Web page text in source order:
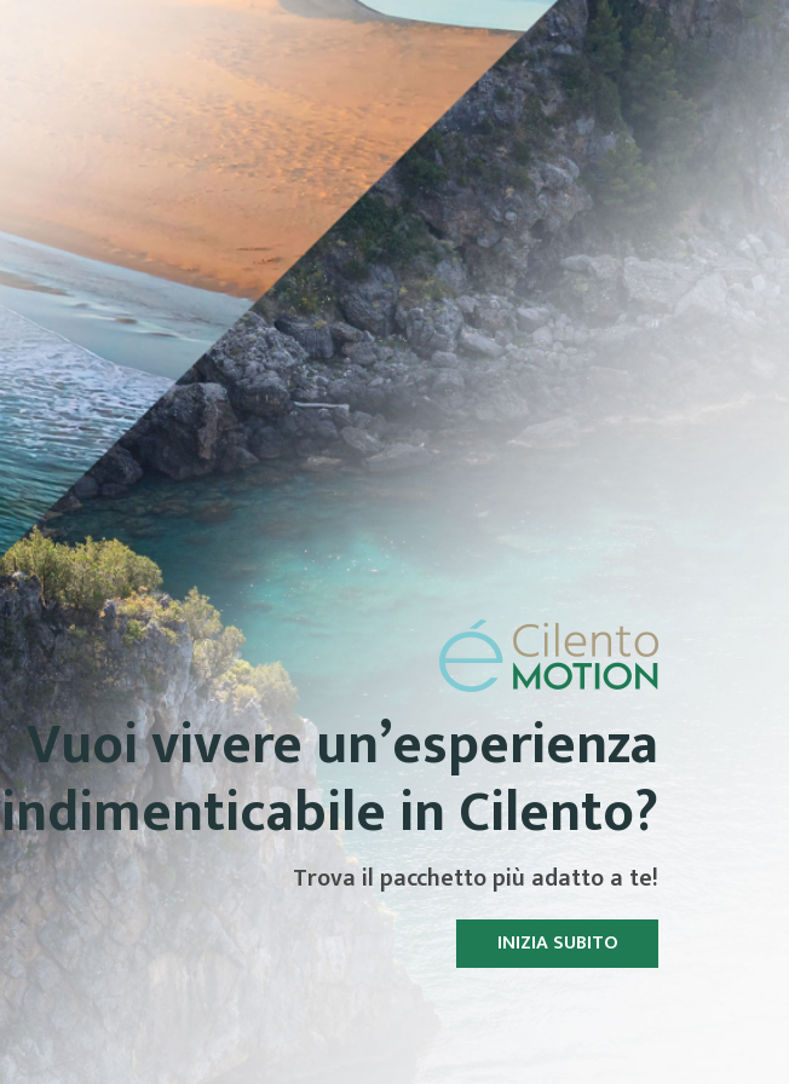
Vuoi vivere un’esperienza
indimenticabile in Cilento?
Trova il pacchetto più adatto a te!
INIZIA SUBITO